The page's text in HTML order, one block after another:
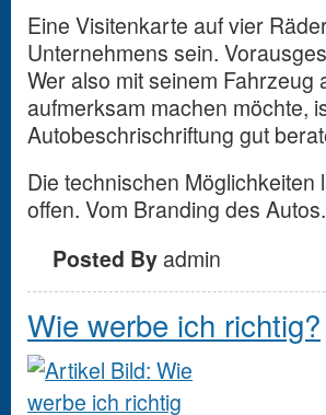
Eine Visitenkarte auf vier
Unternehmens sein.
Wer also mit seinem
aufmerksam machen möchte,
Autobeschrischriftung gut
Die technischen
offen. Vom Branding des
Posted By admin
Wie werbe ich richtig?